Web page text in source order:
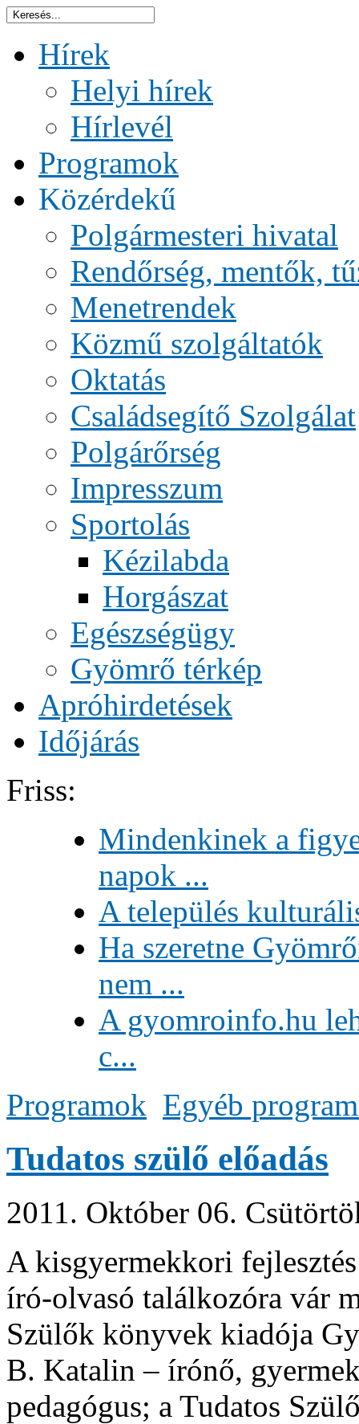
Hírek
Helyi hírek
Hírlevél
Programok
Közérdekű
Polgármesteri hivatal
Rendőrség, mentők,
Menetrendek
Közmű szolgáltatók
Oktatás
Családsegítő Szolgálat
Polgárőrség
Impresszum
Sportolás
Kézilabda
Horgászat
Egészségügy
Gyömrő térkép
Apróhirdetések
Időjárás
Friss:
Mindenkinek a
napok ...
A település
Ha szeretne
nem ...
A gyomroinfo.hu
c...
Programok Egyéb
Tudatos szülő előadás
2011. Október 06.
A kisgyermekkori
író-olvasó találkozóra vár
Szülők könyvek kiadója
B. Katalin – írónő,
pedagógus; a Tudatos